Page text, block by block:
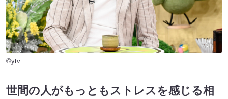
©ytv
世間の人がもっともストレスを感じる相